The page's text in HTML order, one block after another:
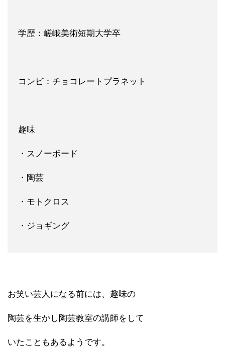
学歴：嵯峨美術短期大学卒
コンビ：チョコレートプラネット
趣味
・スノーボード
・陶芸
・モトクロス
・ジョギング
お笑い芸人になる前には、趣味の
陶芸を生かし陶芸教室の講師をして
いたこともあるようです。